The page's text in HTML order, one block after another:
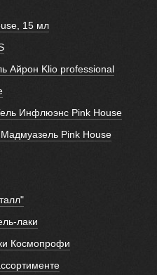
15 мл
Айрон Klio professional
Инфлюэнс Pink House
Мадмуазель Pink House
лаки
Космопрофи